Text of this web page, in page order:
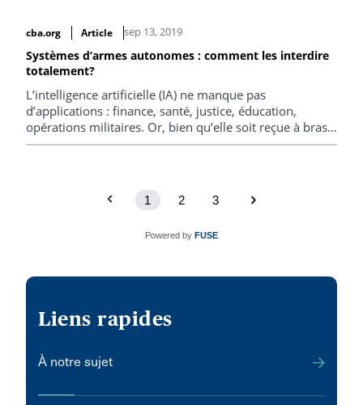
cba.org Article sep 13, 2019
Systèmes d’armes autonomes : comment les interdire
totalement?
L’intelligence artificielle (IA) ne manque pas
d’applications : finance, santé, justice, éducation,
opérations militaires. Or, bien qu’elle soit reçue à bras
ouverts dans le monde civil, l’utilisation de cette
1 2 3
Powered by FUSE
Liens rapides
À notre sujet